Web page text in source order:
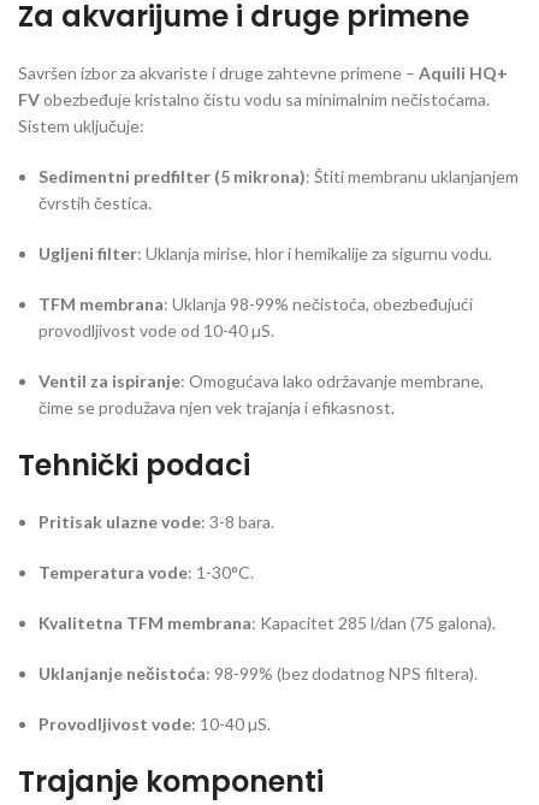
Za akvarijume i druge primene
Savršen izbor za akvariste i druge zahtevne primene – Aquili HQ+
FVobezbeđuje kristalno čistu vodu sa minimalnim nečistoćama.
Sistem uključuje:
Sedimentni predfilter (5 mikrona): Štiti membranu uklanjanjem
čvrstih čestica.
Ugljeni filter: Uklanja mirise, hlor i hemikalije za sigurnu vodu.
TFM membrana: Uklanja 98-99% nečistoća, obezbeđujući
provodljivost vode od 10-40 µS.
Ventil za ispiranje: Omogućava lako održavanje membrane,
čime se produžava njen vek trajanja i efikasnost.
Tehnički podaci
Pritisak ulazne vode: 3-8 bara.
Temperatura vode: 1-30°C.
Kvalitetna TFM membrana: Kapacitet 285 l/dan (75 galona).
Uklanjanje nečistoća: 98-99% (bez dodatnog NPS filtera).
Provodljivost vode: 10-40 µS.
Trajanje komponenti